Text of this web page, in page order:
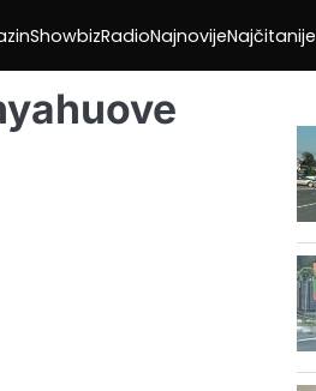
ShowbizRadioNajnovijeNajčitanije